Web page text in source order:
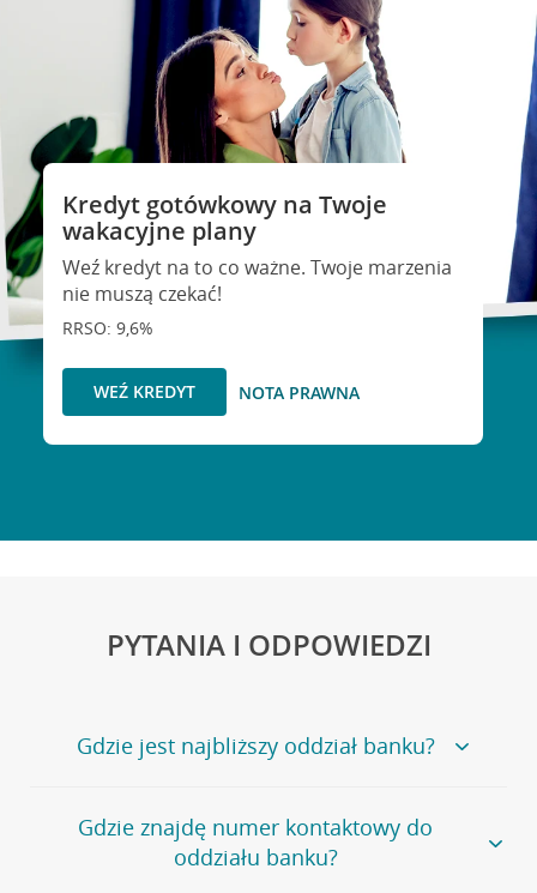
Kredyt gotówkowy na Twoje
wakacyjne plany
Weź kredyt na to co ważne. Twoje marzenia
nie muszą czekać!
RRSO: 9,6%
WEŹ KREDYT NOTA PRAWNA
PYTANIA I ODPOWIEDZI
Gdzie jest najbliższy oddział banku?
Jeśli szukasz oddziału naszego banku, zapraszamy na
stronęPlacówki i bankomaty, na której znajduje się
wygodna wyszukiwarka.
Gdzie znajdę numer kontaktowy do
oddziału banku?